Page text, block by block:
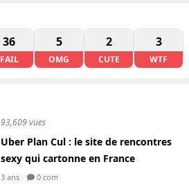
36
FAIL
5
OMG
2
CUTE
3
WTF
93,609 vues
Uber Plan Cul : le site de rencontres
sexy qui cartonne en France
3 ans 0 com